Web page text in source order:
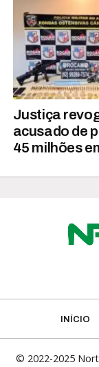
Justiça
acusado de
45 milhões
INÍCIO
© 2022-2025